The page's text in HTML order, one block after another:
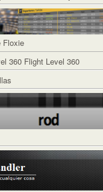
Floxie
Flight Level 360